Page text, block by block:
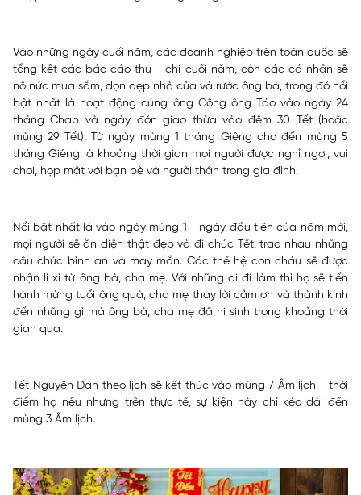
Vào những ngày cuối năm, các doanh nghiệp trên toàn quốc sẽ
tổng kết các báo cáo thu - chi cuối năm, còn các cá nhân sẽ
nô nức mua sắm, dọn dẹp nhà cửa và rước ông bà, trong đó nổi
bật nhất là hoạt động cúng ông Công ông Táo vào ngày 24
tháng Chạp và ngày đón giao thừa vào đêm 30 Tết (hoặc
mùng 29 Tết). Từ ngày mùng 1 tháng Giêng cho đến mùng 5
tháng Giêng là khoảng thời gian mọi người được nghỉ ngơi, vui
chơi, họp mặt với bạn bè và người thân trong gia đình.
Nổi bật nhất là vào ngày mùng 1 - ngày đầu tiên của năm mới,
mọi người sẽ ăn diện thật đẹp và đi chúc Tết, trao nhau những
câu chúc bình an và may mắn. Các thế hệ con cháu sẽ được
nhận lì xì từ ông bà, cha mẹ. Với những ai đi làm thì họ sẽ tiến
hành mừng tuổi ông quà, cha mẹ thay lời cảm ơn và thành kính
đến những gì mà ông bà, cha mẹ đã hi sinh trong khoảng thời
gian qua.
Tết Nguyên Đán theo lịch sẽ kết thúc vào mùng 7 Âm lịch - thời
điểm hạ nêu nhưng trên thực tế, sự kiện này chỉ kéo dài đến
mùng 3 Âm lịch.